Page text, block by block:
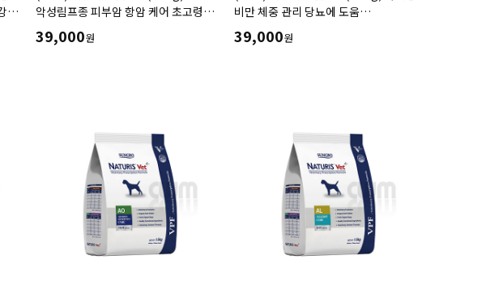
에
악성림프종 피부암 항암 케어 초고령
기력 보충에 도움
39,000원
비만 체중 관리 당뇨에 도움
(유통기한26년12월31일)
39,000원